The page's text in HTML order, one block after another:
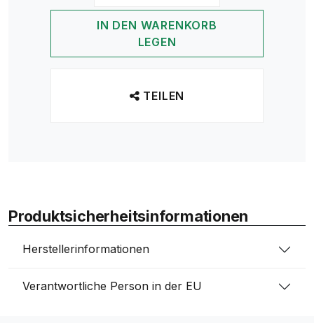
IN DEN WARENKORB
LEGEN
TEILEN
Produktsicherheitsinformationen
Herstellerinformationen
Verantwortliche Person in der EU